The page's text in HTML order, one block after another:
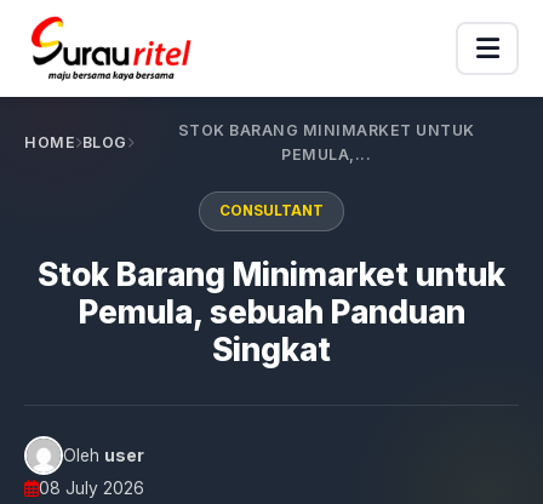
HOME BLOG
STOK BARANG MINIMARKET UNTUK
PEMULA,...
CONSULTANT
Stok Barang Minimarket untuk
Pemula, sebuah Panduan
Singkat
Oleh user
08 July 2026